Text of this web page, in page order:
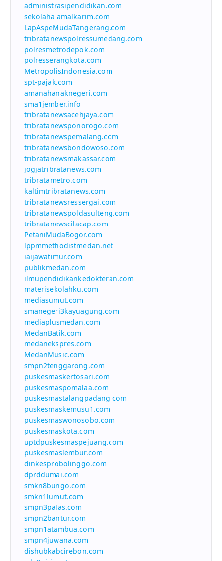
administrasipendidikan.com
sekolahalamalkarim.com
LapAspeMudaTangerang.com
tribratanewspolressumedang.com
polresmetrodepok.com
polresserangkota.com
MetropolisIndonesia.com
spt-pajak.com
amanahanaknegeri.com
sma1jember.info
tribratanewsacehjaya.com
tribratanewsponorogo.com
tribratanewspemalang.com
tribratanewsbondowoso.com
tribratanewsmakassar.com
jogjatribratanews.com
tribratametro.com
kaltimtribratanews.com
tribratanewsressergai.com
tribratanewspoldasulteng.com
tribratanewscilacap.com
PetaniMudaBogor.com
lppmmethodistmedan.net
iaijawatimur.com
publikmedan.com
ilmupendidikankedokteran.com
materisekolahku.com
mediasumut.com
smanegeri3kayuagung.com
mediaplusmedan.com
MedanBatik.com
medanekspres.com
MedanMusic.com
smpn2tenggarong.com
puskesmaskertosari.com
puskesmaspomalaa.com
puskesmastalangpadang.com
puskesmaskemusu1.com
puskesmaswonosobo.com
puskesmaskota.com
uptdpuskesmaspejuang.com
puskesmaslembur.com
dinkesprobolinggo.com
dprddumai.com
smkn8bungo.com
smkn1lumut.com
smpn3palas.com
smpn2bantur.com
smpn1atambua.com
smpn4juwana.com
dishubkabcirebon.com